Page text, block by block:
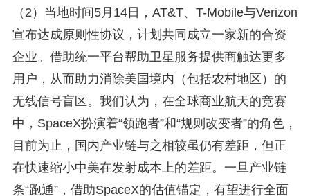
（2）当地时间5月14日，AT&T、T-Mobile与Verizon
宣布达成原则性协议，计划共同成立一家新的合资
企业。借助统一平台帮助卫星服务提供商触达更多
用户，从而助力消除美国境内（包括农村地区）的
无线信号盲区。我们认为，在全球商业航天的竞赛
中，SpaceX扮演着“领跑者”和“规则改变者”的角色，
目前为止，国内产业链与之相较虽仍有差距，但正
在快速缩小中美在发射成本上的差距。一旦产业链
条“跑通”，借助SpaceX的估值锚定，有望进行全面